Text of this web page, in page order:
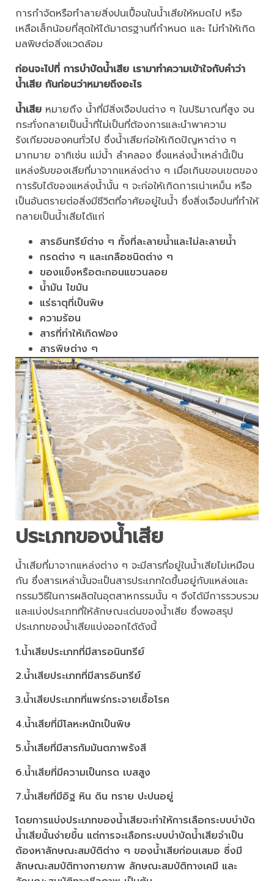
การกำจัดหรือทำลายสิ่งปนเปื้อนในน้ำเสียให้หมดไป หรือ
เหลือเล็กน้อยที่สุดให้ได้มาตรฐานที่กำหนด และ ไม่ทำให้เกิด
มลพิษต่อสิ่งแวดล้อม
ก่อนจะไปที่ การบำบัดน้ำเสีย เรามาทำความเข้าใจกับคำว่า
น้ำเสีย กันก่อนว่าหมายถึงอะไร
น้ำเสีย หมายถึง น้ำที่มีสิ่งเจือปนต่าง ๆ ในปริมาณที่สูง จน
กระทั่งกลายเป็นน้ำที่ไม่เป็นที่ต้องการและนำพาความ
รังเกียจของคนทั่วไป ซึ่งน้ำเสียก่อให้เกิดปัญหาต่าง ๆ
มากมาย อาทิเช่น แม่น้ำ ลำคลอง ซึ่งแหล่งน้ำเหล่านี้เป็น
แหล่งรับของเสียที่มาจากแหล่งต่าง ๆ เมื่อเกินขอบเขตของ
การรับได้ของแหล่งน้ำนั้น ๆ จะก่อให้เกิดการเน่าเหม็น หรือ
เป็นอันตรายต่อสิ่งมีชีวิตที่อาศัยอยู่ในน้ำ ซึ่งสิ่งเจือปนที่ทำให้
กลายเป็นน้ำเสียได้แก่
สารอินทรีย์ต่าง ๆ ทั้งที่ละลายน้ำและไม่ละลายน้ำ
กรดต่าง ๆ และเกลือชนิดต่าง ๆ
ของแข็งหรือตะกอนแขวนลอย
น้ำมัน ไขมัน
แร่ธาตุที่เป็นพิษ
ความร้อน
สารที่ทำให้เกิดฟอง
สารพิษต่าง ๆ
ประเภทของน้ำเสีย
น้ำเสียที่มาจากแหล่งต่าง ๆ จะมีสารที่อยู่ในน้ำเสียไม่เหมือน
กัน ซึ่งสารเหล่านั้นจะเป็นสารประเภทใดขึ้นอยู่กับแหล่งและ
กรรมวิธีในการผลิตในอุตสาหกรรมนั้น ๆ จึงได้มีการรวบรวม
และแบ่งประเภทที่ให้ลักษณะเด่นของน้ำเสีย ซึ่งพอสรุป
ประเภทของน้ำเสียแบ่งออกได้ดังนี้
1.น้ำเสียประเภทที่มีสารอนินทรีย์
2.น้ำเสียประเภทที่มีสารอินทรีย์
3.น้ำเสียประเภทที่แพร่กระจายเชื้อโรค
4.น้ำเสียที่มีโลหะหนักเป็นพิษ
5.น้ำเสียที่มีสารกัมมันตภาพรังสี
6.น้ำเสียที่มีความเป็นกรด เบสสูง
7.น้ำเสียที่มีอิฐ หิน ดิน ทราย ปะปนอยู่
โดยการแบ่งประเภทของน้ำเสียจะทำให้การเลือกระบบบำบัด
น้ำเสียนั้นง่ายขึ้น แต่การจะเลือกระบบบำบัดน้ำเสียจำเป็น
ต้องหาลักษณะสมบัติต่าง ๆ ของน้ำเสียก่อนเสมอ ซึ่งมี
ลักษณะสมบัติทางกายภาพ ลักษณะสมบัติทางเคมี และ